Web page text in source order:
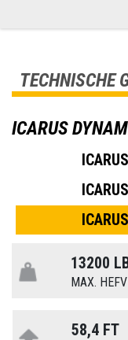
TECHNISCHE
ICARUS
13200
MAX.
58,4 FT